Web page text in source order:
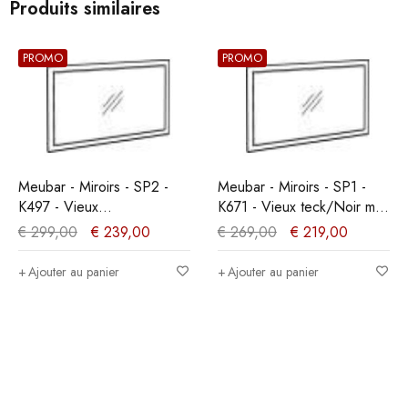
Produits similaires
PROMO
Meubar - Miroirs - SP2 -
K497 - Vieux
chêne/imitation acier -
209x91x20cm
€299,00 € 239,00
Ajouter au panier
PROMO
Meubar - Miroirs - SP1 -
K671 - Vieux teck/Noir mat
- 160x91x20cm
€269,00 € 219,00
Ajouter au panier